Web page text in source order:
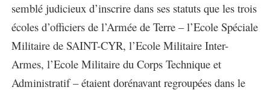
semblé judicieux d’inscrire dans ses statuts que les trois
écoles d’officiers de l’Armée de Terre – l’Ecole Spéciale
Militaire de SAINT-CYR, l’Ecole Militaire Inter-
Armes, l’Ecole Militaire du Corps Technique et
Administratif – étaient dorénavant regroupées dans le